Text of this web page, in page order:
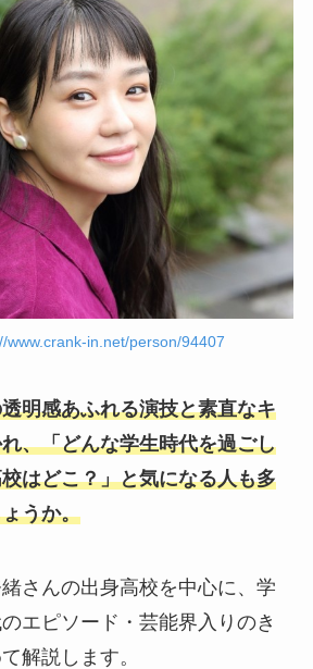
www.crank-in.net/person/94407
明感あふれる演技と素直なキ
、「どんな学生時代を過ごし
はどこ？」と気になる人も多
うか。
さんの出身高校を中心に、学
エピソード・芸能界入りのき
解説します。